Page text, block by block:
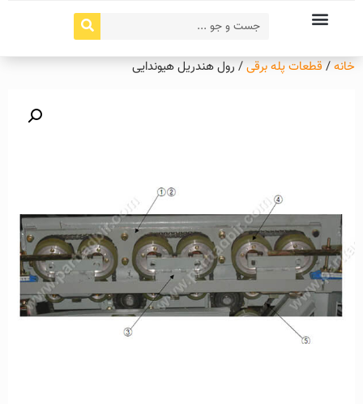
خانه/ قطعات پله برقی/ رول هندریل هیوندایی